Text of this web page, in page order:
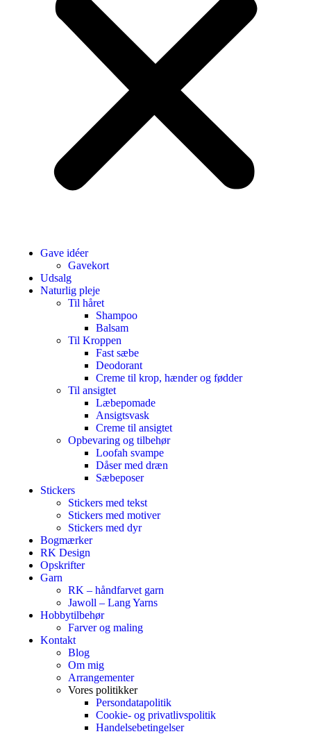
Gave idéer
Gavekort
Udsalg
Naturlig pleje
Til håret
Shampoo
Balsam
Til Kroppen
Fast sæbe
Deodorant
Creme til krop, hænder og fødder
Til ansigtet
Læbepomade
Ansigtsvask
Creme til ansigtet
Opbevaring og tilbehør
Loofah svampe
Dåser med dræn
Sæbeposer
Stickers
Stickers med tekst
Stickers med motiver
Stickers med dyr
Bogmærker
RK Design
Opskrifter
Garn
RK – håndfarvet garn
Jawoll – Lang Yarns
Hobbytilbehør
Farver og maling
Kontakt
Blog
Om mig
Arrangementer
Vores politikker
Persondatapolitik
Cookie- og privatlivspolitik
Handelsebetingelser